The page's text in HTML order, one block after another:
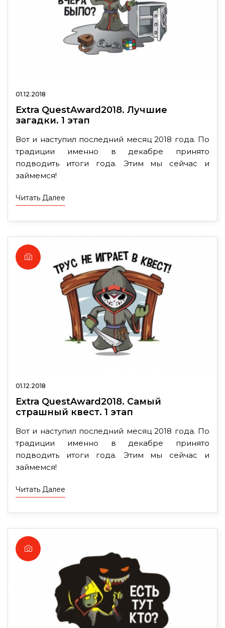
01.12.2018
Extra QuestAward2018. Лучшие
загадки. 1 этап
Вот и наступил последний месяц 2018 года. По
традиции именно в декабре принято
подводить итоги года. Этим мы сейчас и
займемся!
Читать Далее
01.12.2018
Extra QuestAward2018. Самый
страшный квест. 1 этап
Вот и наступил последний месяц 2018 года. По
традиции именно в декабре принято
подводить итоги года. Этим мы сейчас и
займемся!
Читать Далее